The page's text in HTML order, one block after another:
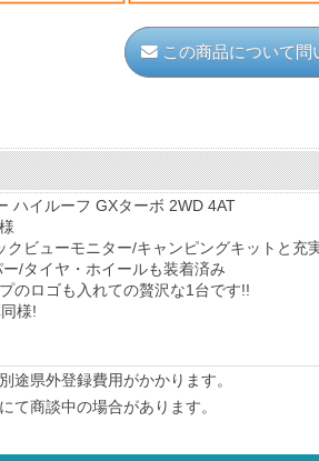
この商品について問
ハイルーフ GXターボ 2WD 4AT
クビューモニター/キャンピングキットと充
/タイヤ・ホイールも装着済み
のロゴも入れての贅沢な1台です!!
様!
途県外登録費用がかかります。
て商談中の場合があります。